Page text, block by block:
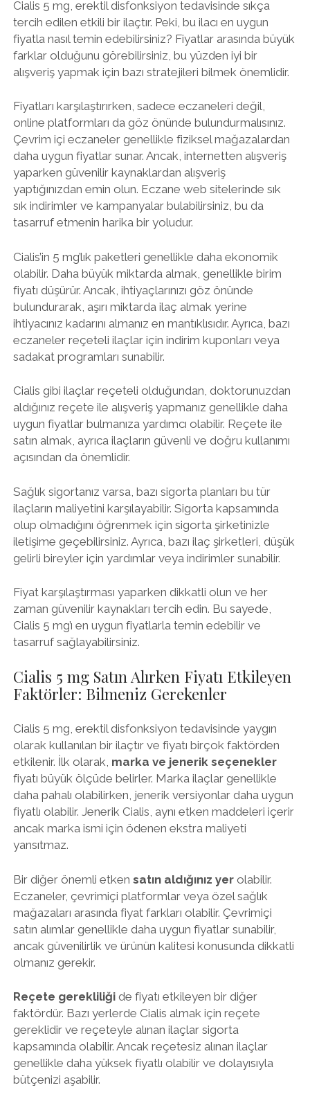
Cialis 5 mg, erektil disfonksiyon tedavisinde sıkça
tercih edilen etkili bir ilaçtır. Peki, bu ilacı en uygun
fiyatla nasıl temin edebilirsiniz? Fiyatlar arasında büyük
farklar olduğunu görebilirsiniz, bu yüzden iyi bir
alışveriş yapmak için bazı stratejileri bilmek önemlidir.
Fiyatları karşılaştırırken, sadece eczaneleri değil,
online platformları da göz önünde bulundurmalısınız.
Çevrim içi eczaneler genellikle fiziksel mağazalardan
daha uygun fiyatlar sunar. Ancak, internetten alışveriş
yaparken güvenilir kaynaklardan alışveriş
yaptığınızdan emin olun. Eczane web sitelerinde sık
sık indirimler ve kampanyalar bulabilirsiniz, bu da
tasarruf etmenin harika bir yoludur.
Cialis’in 5 mg’lık paketleri genellikle daha ekonomik
olabilir. Daha büyük miktarda almak, genellikle birim
fiyatı düşürür. Ancak, ihtiyaçlarınızı göz önünde
bulundurarak, aşırı miktarda ilaç almak yerine
ihtiyacınız kadarını almanız en mantıklısıdır. Ayrıca, bazı
eczaneler reçeteli ilaçlar için indirim kuponları veya
sadakat programları sunabilir.
Cialis gibi ilaçlar reçeteli olduğundan, doktorunuzdan
aldığınız reçete ile alışveriş yapmanız genellikle daha
uygun fiyatlar bulmanıza yardımcı olabilir. Reçete ile
satın almak, ayrıca ilaçların güvenli ve doğru kullanımı
açısından da önemlidir.
Sağlık sigortanız varsa, bazı sigorta planları bu tür
ilaçların maliyetini karşılayabilir. Sigorta kapsamında
olup olmadığını öğrenmek için sigorta şirketinizle
iletişime geçebilirsiniz. Ayrıca, bazı ilaç şirketleri, düşük
gelirli bireyler için yardımlar veya indirimler sunabilir.
Fiyat karşılaştırması yaparken dikkatli olun ve her
zaman güvenilir kaynakları tercih edin. Bu sayede,
Cialis 5 mg’ı en uygun fiyatlarla temin edebilir ve
tasarruf sağlayabilirsiniz.
Cialis 5 mg Satın Alırken Fiyatı Etkileyen
Faktörler: Bilmeniz Gerekenler
Cialis 5 mg, erektil disfonksiyon tedavisinde yaygın
olarak kullanılan bir ilaçtır ve fiyatı birçok faktörden
etkilenir. İlk olarak, marka ve jenerik seçenekler
fiyatı büyük ölçüde belirler. Marka ilaçlar genellikle
daha pahalı olabilirken, jenerik versiyonlar daha uygun
fiyatlı olabilir. Jenerik Cialis, aynı etken maddeleri içerir
ancak marka ismi için ödenen ekstra maliyeti
yansıtmaz.
Bir diğer önemli etken satın aldığınız yerolabilir.
Eczaneler, çevrimiçi platformlar veya özel sağlık
mağazaları arasında fiyat farkları olabilir. Çevrimiçi
satın alımlar genellikle daha uygun fiyatlar sunabilir,
ancak güvenilirlik ve ürünün kalitesi konusunda dikkatli
olmanız gerekir.
Reçete gerekliliğide fiyatı etkileyen bir diğer
faktördür. Bazı yerlerde Cialis almak için reçete
gereklidir ve reçeteyle alınan ilaçlar sigorta
kapsamında olabilir. Ancak reçetesiz alınan ilaçlar
genellikle daha yüksek fiyatlı olabilir ve dolayısıyla
bütçenizi aşabilir.